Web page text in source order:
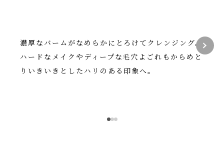
濃厚なバームがなめらかにとろけてクレンジング。
ハードなメイクやディープな毛穴よごれもからめと
りいきいきとしたハリのある印象へ。